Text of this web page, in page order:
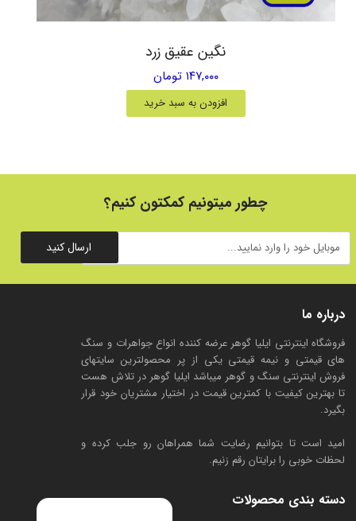
نگین عقیق زرد
۱۴۷,۰۰۰ تومان
افزودن به سبد خرید
درباره ما
فروشگاه اینترنتی ایلیا گوهر عرضه کننده انواع جواهرات و سنگ
های قیمتی و نیمه قیمتی یکی از پر محصولترین سایتهای
فروش اینترنتی سنگ و گوهر میباشد ایلیا گوهر در تلاش هست
تا بهترین کیفیت با کمترین قیمت در اختیار مشتریان خود قرار
بگیرد.
امید است تا بتوانیم رضایت شما همراهان رو جلب کرده و
لحظات خوبی را برایتان رقم زنیم.
دسته بندی محصولات
چطور میتونیم کمکتون کنیم؟
ارسال کنید